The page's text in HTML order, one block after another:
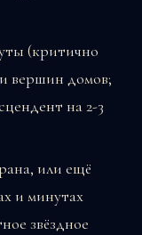
(критично
вершин домов;
на 2-3
или ещё
и минутах
звёздное